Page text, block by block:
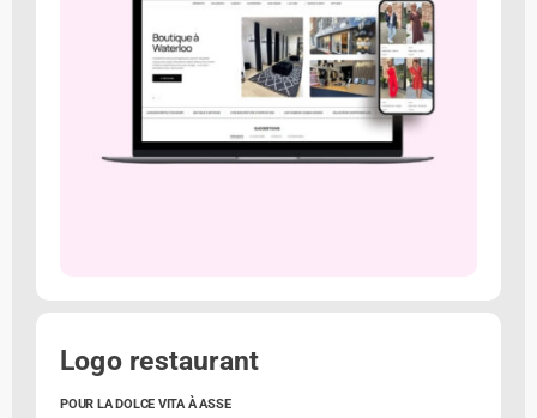
Logo restaurant
POUR LA DOLCE VITA À ASSE